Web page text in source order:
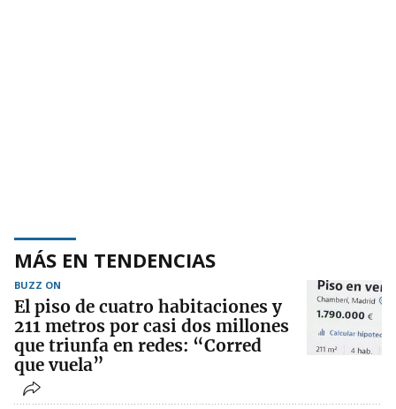
MÁS EN TENDENCIAS
BUZZ ON
El piso de cuatro habitaciones y
211 metros por casi dos millones
que triunfa en redes: “Corred
que vuela”